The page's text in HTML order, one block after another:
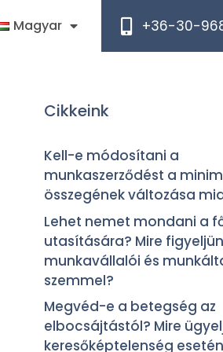
Magyar +36-30-
Cikkeink
Kell-e módosítani a
munkaszerződést a
összegének változása
Lehet nemet mondani a
utasítására? Mire
munkavállalói és
szemmel?
Megvéd-e a betegség az
elbocsájtástól? Mire
keresőképtelenség